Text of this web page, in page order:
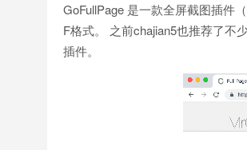
GoFullPage 是一款全屏截图插件
F格式。 之前chajian5也推荐了不
插件。